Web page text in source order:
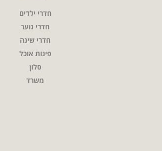
חדרי ילדים
חדרי נוער
חדרי שינה
פינות אוכל
סלון
משרד